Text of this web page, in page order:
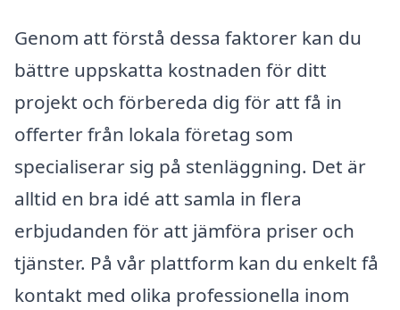
Genom att förstå dessa faktorer kan du
bättre uppskatta kostnaden för ditt
projekt och förbereda dig för att få in
offerter från lokala företag som
specialiserar sig på stenläggning. Det är
alltid en bra idé att samla in flera
erbjudanden för att jämföra priser och
tjänster. På vår plattform kan du enkelt få
kontakt med olika professionella inom